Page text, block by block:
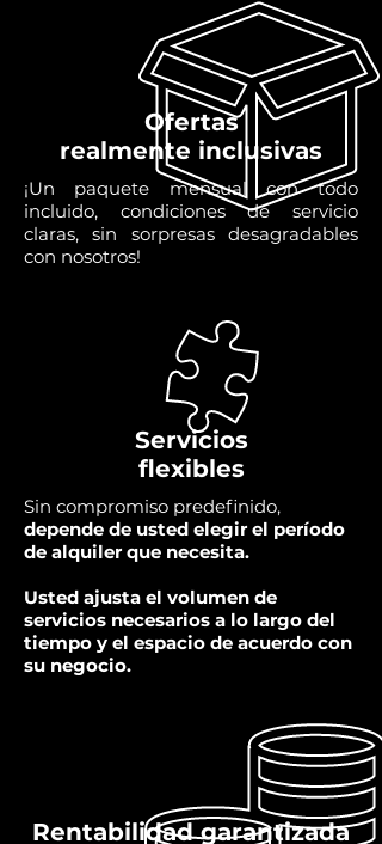
Ofertas
realmente inclusivas
¡Un paquete mensual con todo
incluido, condiciones de servicio
claras, sin sorpresas desagradables
con nosotros!
Servicios
flexibles
Sin compromiso predefinido,
depende de usted elegir el período
de alquiler que necesita.
Usted ajusta el volumen de
servicios necesarios a lo largo del
tiempo y el espacio de acuerdo con
su negocio.
Rentabilidad garantizada